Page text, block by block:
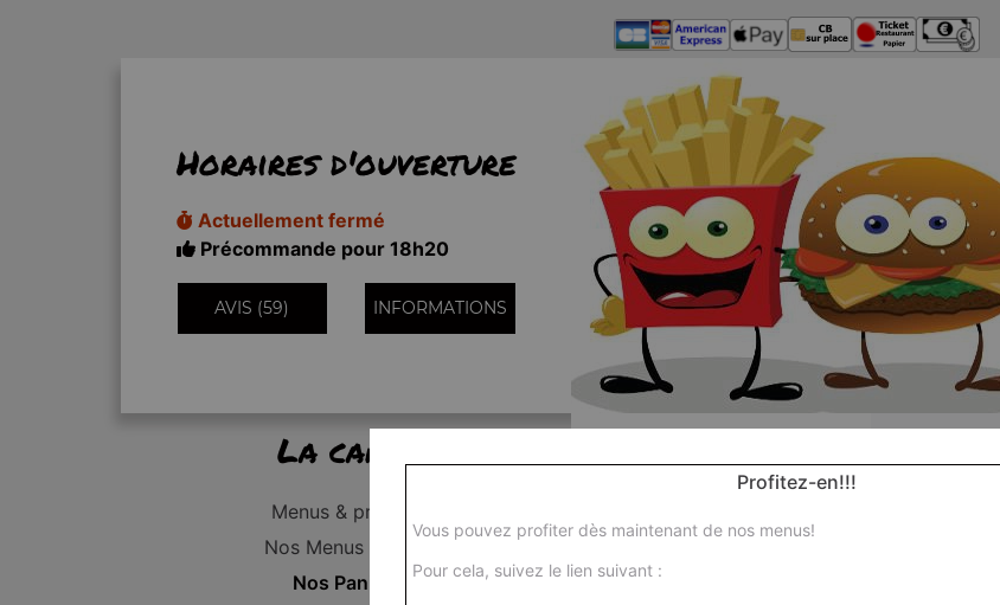
Horaires d'ouverture
Actuellement fermé
Précommande pour 18h20
AVIS (59) INFORMATIONS
La carte
Menus & promos
Nos Menus Enfant
Nos Paninis
Profitez-en!!!
Vous pouvez profiter dès maintenant de nos menus!
Pour cela, suivez le lien suivant :